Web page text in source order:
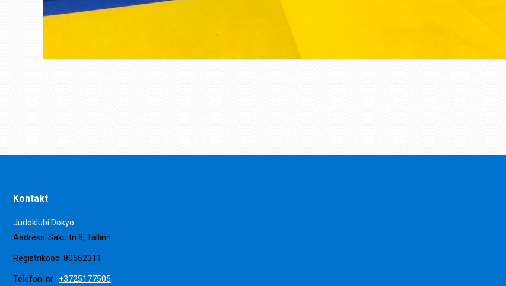
Kontakt
Judoklubi Dokyo
Aadress: Saku tn.8, Tallinn
Registrikood: 80552311
Telefoni nr : +3725177505